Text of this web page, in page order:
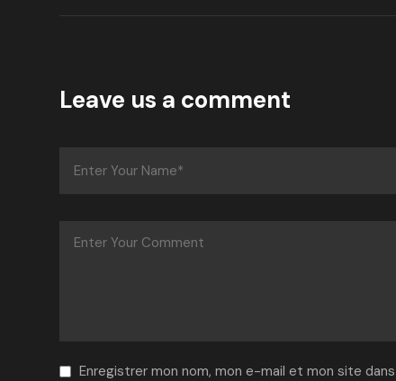
Leave us a comment
Enregistrer mon nom, mon e-mail et mon site